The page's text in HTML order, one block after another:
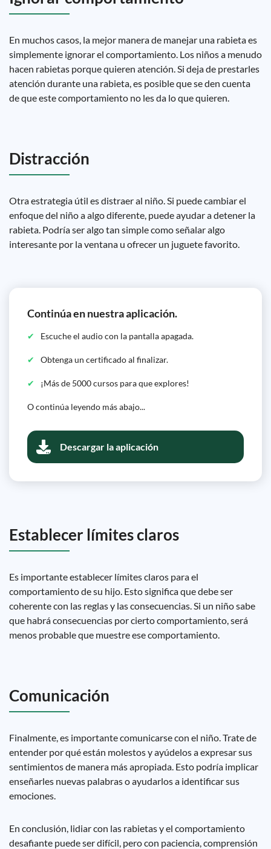
En muchos casos, la mejor manera de manejar una rabieta es
simplemente ignorar el comportamiento. Los niños a menudo
hacen rabietas porque quieren atención. Si deja de prestarles
atención durante una rabieta, es posible que se den cuenta
de que este comportamiento no les da lo que quieren.
Distracción
Otra estrategia útil es distraer al niño. Si puede cambiar el
enfoque del niño a algo diferente, puede ayudar a detener la
rabieta. Podría ser algo tan simple como señalar algo
interesante por la ventana u ofrecer un juguete favorito.
Continúa en nuestra aplicación.
Escuche el audio con la pantalla apagada.
Obtenga un certificado al finalizar.
¡Más de 5000 cursos para que explores!
O continúa leyendo más abajo...
Descargar la aplicación
Establecer límites claros
Es importante establecer límites claros para el
comportamiento de su hijo. Esto significa que debe ser
coherente con las reglas y las consecuencias. Si un niño sabe
que habrá consecuencias por cierto comportamiento, será
menos probable que muestre ese comportamiento.
Comunicación
Finalmente, es importante comunicarse con el niño. Trate de
entender por qué están molestos y ayúdelos a expresar sus
sentimientos de manera más apropiada. Esto podría implicar
enseñarles nuevas palabras o ayudarlos a identificar sus
emociones.
En conclusión, lidiar con las rabietas y el comportamiento
desafiante puede ser difícil, pero con paciencia, comprensión